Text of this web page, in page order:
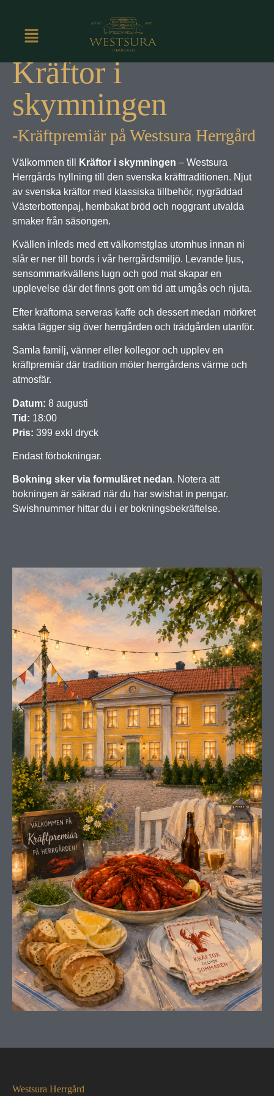
Kräftpremiär
Kräftor i
skymningen
-Kräftpremiär på Westsura Herrgård
Välkommen till Kräftor i skymningen – Westsura
Herrgårds hyllning till den svenska kräfttraditionen. Njut
av svenska kräftor med klassiska tillbehör, nygräddad
Västerbottenpaj, hembakat bröd och noggrant utvalda
smaker från säsongen.
Kvällen inleds med ett välkomstglas utomhus innan ni
slår er ner till bords i vår herrgårdsmiljö. Levande ljus,
sensommarkvällens lugn och god mat skapar en
upplevelse där det finns gott om tid att umgås och njuta.
Efter kräftorna serveras kaffe och dessert medan mörkret
sakta lägger sig över herrgården och trädgården utanför.
Samla familj, vänner eller kollegor och upplev en
kräftpremiär där tradition möter herrgårdens värme och
atmosfär.
Datum: 8 augusti
Tid: 18:00
Pris: 399 exkl dryck
Endast förbokningar.
Bokning sker via formuläret nedan. Notera att
bokningen är säkrad när du har swishat in pengar.
Swishnummer hittar du i er bokningsbekräftelse.
Westsura Herrgård